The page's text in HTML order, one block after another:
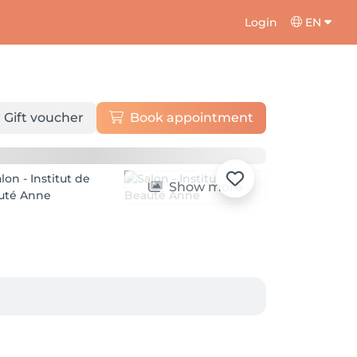
Login EN
Gift voucher Book appointment
Show more